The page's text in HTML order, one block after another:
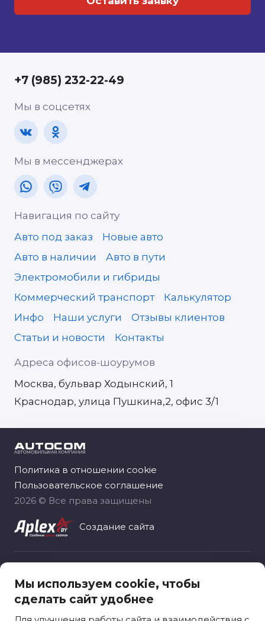
Адреса офисов-шоурумов
Москва, бульвар Ходынский, 1
Краснодар, улица Пушкина,2, офис 3/1
+7 (985) 232-22-49
Мы в соцсетях
Мы в мессенджерах
Навигация по сайту
Авто под заказ
Новые авто
Авто в наличии
Авто в пути
Электромобили и гибриды
Коммерческий транспорт
Калькулятор
Инфо
Наши услуги
Отзывы клиентов
Статьи и новости
Контакты
Политика в отношении cookie
Пользовательское соглашение
2026 © Все права защищены
Создание сайта
«Автоком рус», зарегистрировано 06.11.2020
Москва, вн.тер.г. муниципальный округ
Ярославский, ул. Лосевская, д. 18
Мы используем cookie, чтобы
сделать сайт удобнее